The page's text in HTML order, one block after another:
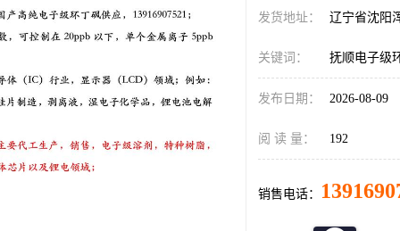
发货地址： 辽宁省沈阳
关键词： 抚顺电子级
发布日期： 2026-08-09
阅 读 量： 192
销售电话：